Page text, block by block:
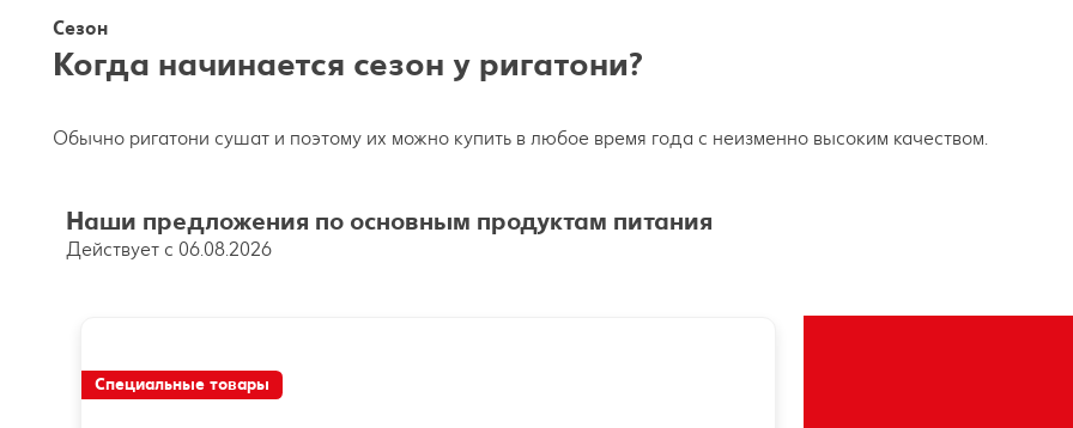
Сезон
Когда начинается сезон у ригатони?
Обычно ригатони сушат и поэтому их можно купить в любое время года с неизменно высоким качеством.
Наши предложения по основным продуктам питания
Действует с 06.08.2026
Специальные товары